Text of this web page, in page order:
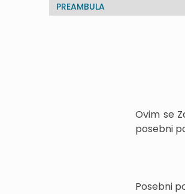
PREAMBULA
Ovim se
posebni
Posebni